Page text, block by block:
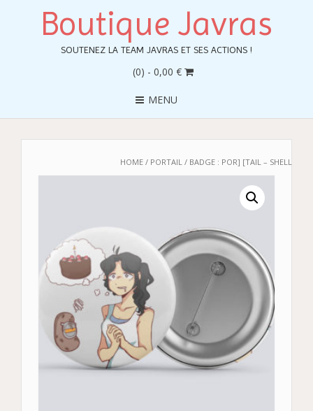
Boutique Javras
SOUTENEZ LA TEAM JAVRAS ET SES ACTIONS !
(0) - 0,00 €
MENU
HOME / PORTAIL / BADGE : POR] [TAIL – SHELL